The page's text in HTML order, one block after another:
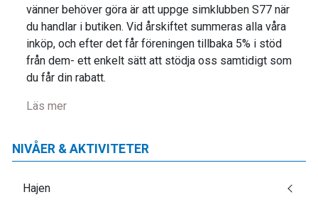
vänner behöver göra är att uppge simklubben S77 när
du handlar i butiken. Vid årskiftet summeras alla våra
inköp, och efter det får föreningen tillbaka 5% i stöd
från dem- ett enkelt sätt att stödja oss samtidigt som
du får din rabatt.
Läs mer
NIVÅER & AKTIVITETER
Hajen